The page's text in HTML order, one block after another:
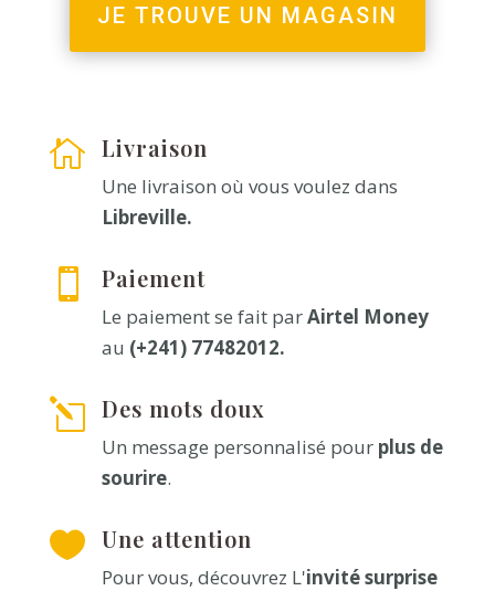
JE TROUVE UN MAGASIN
 Livraison
Une livraison où vous voulez dans
Libreville.
 Paiement
Le paiement se fait parAirtel Money
au (+241) 77482012.
l Des mots doux
Un message personnalisé pour plus de
sourire.
 Une attention
Pour vous, découvrez L'invité surprise